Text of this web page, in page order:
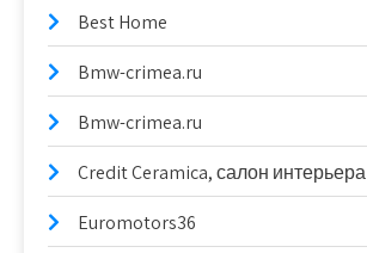
Best Home
Bmw-crimea.ru
Bmw-crimea.ru
Credit Ceramica, салон интерьера
Euromotors36